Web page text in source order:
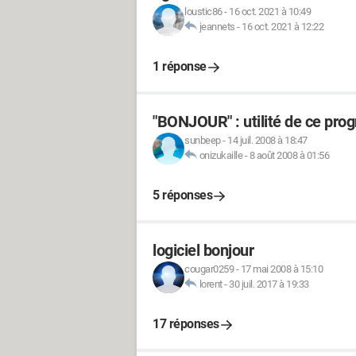
loustic86- 16 oct. 2021 à 10:49
jeannets - 16 oct. 2021 à 12:22
1 réponse
"BONJOUR" : utilité de ce
sunbeep- 14 juil. 2008 à 18:47
onizukaille-8 août 2008 à 01:56
5 réponses
logiciel bonjour
cougar0259- 17 mai 2008 à 15:10
lorent- 30 juil. 2017 à 19:33
17 réponses